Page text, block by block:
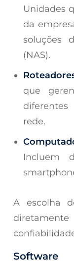
Unidades
da
soluções
(NAS).
que
rede.
Incluem
A escolha
Software